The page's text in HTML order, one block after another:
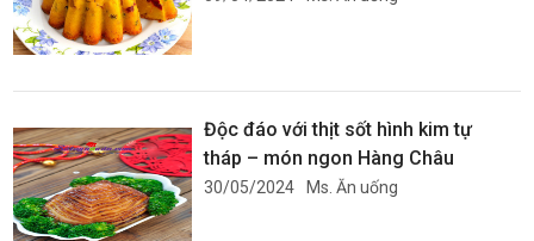
Độc đáo với thịt sốt hình kim tự
tháp – món ngon Hàng Châu
30/05/2024 Ms. Ăn uống